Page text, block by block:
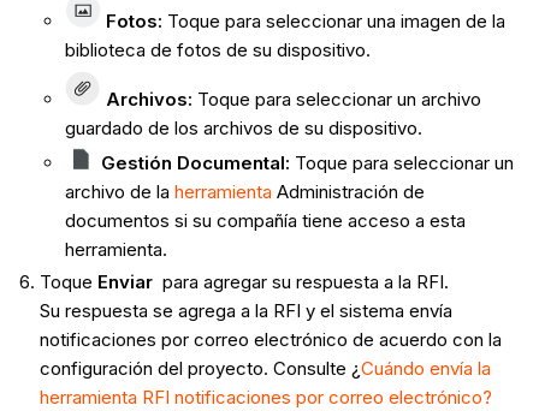
Fotos: Toque para seleccionar una imagen de la
biblioteca de fotos de su dispositivo.
Archivos: Toque para seleccionar un archivo
guardado de los archivos de su dispositivo.
Gestión Documental: Toque para seleccionar un
archivo de la herramienta Administración de
documentos si su compañía tiene acceso a esta
herramienta.
Toque Enviar para agregar su respuesta a la RFI.
Su respuesta se agrega a la RFI y el sistema envía
notificaciones por correo electrónico de acuerdo con la
configuración del proyecto. Consulte ¿Cuándo envía la
herramienta RFI notificaciones por correo electrónico?